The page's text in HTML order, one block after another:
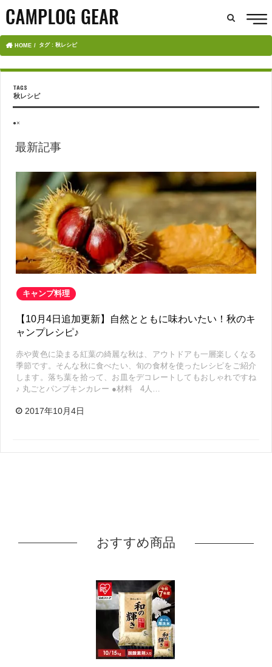
HOME タグ : 秋レシピ
秋レシピ
●×
最新記事
キャンプ料理
【10月4日追加更新】自然とともに味わいたい！秋のキ
ャンプレシピ♪
赤や黄色に染まる紅葉の綺麗な秋は、アウトドアも一層楽しくなる
季節です。そんな秋に食べたい、旬の食材を使ったレシピをご紹介
します。落ち葉を拾って、お皿をデコレートしてもおしゃれですね
♪ 丸ごとパンプキンカレー ●材料 4人…
2017年10月4日
おすすめ商品